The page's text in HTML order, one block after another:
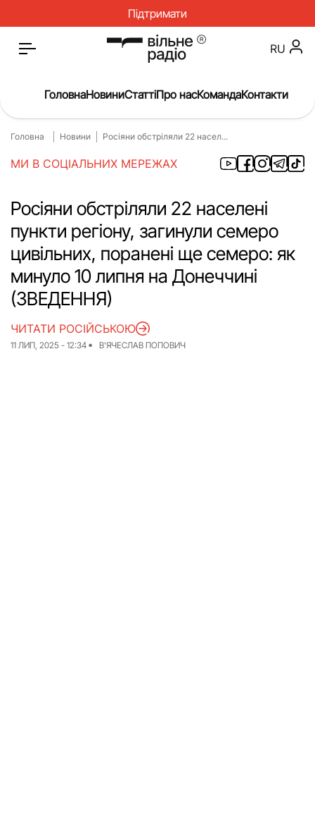
Підтримати
Головна
Окупація
Про нас
Війна
Гроші
Освіта
Інструкції
Медицина
ЖКГ
Історія
Досьє
Репортажі
RU
ГоловнаНовиниСтаттіПро насКомандаКонтакти
Головна Новини Росіяни обстріляли 22 насел...
МИ В СОЦІАЛЬНИХ МЕРЕЖАХ
Росіяни обстріляли 22 населені
пункти регіону, загинули семеро
цивільних, поранені ще семеро: як
минуло 10 липня на Донеччині
(ЗВЕДЕННЯ)
11 ЛИП, 2025 - 12:34 В'ЯЧЕСЛАВ ПОПОВИЧ
ЧИТАТИ РОСІЙСЬКОЮ